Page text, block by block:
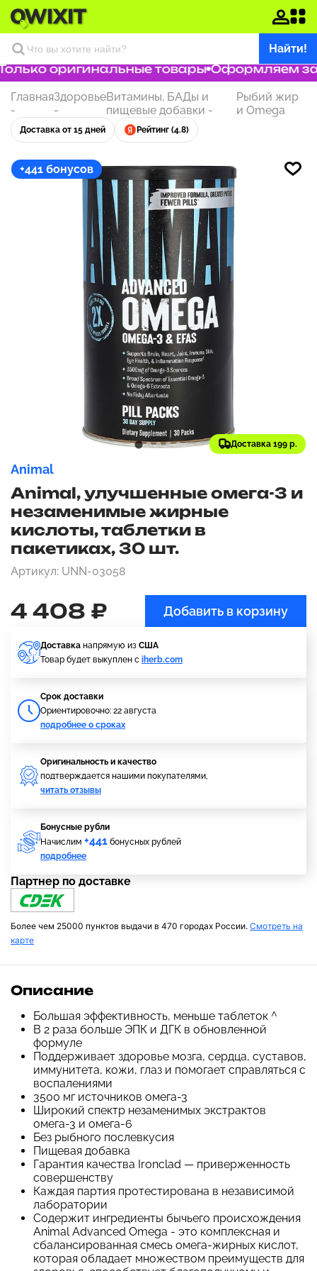
Найти!
оригинальные товары Оформляем
Главная
-
Здоровье
-
Витамины, БАДы и
пищевые добавки -
Рыбий жир
и Omega
Доставка от 15 дней Рейтинг (4.8)
+441 бонусов
Доставка 199 р.
Animal
Animal, улучшенные омега-3 и
незаменимые жирные
кислоты, таблетки в
пакетиках, 30 шт.
Артикул: UNN-03058
4 408 ₽ Добавить в корзину
Доставка напрямую из США
Товар будет выкуплен с iherb.com
Cрок доставки
Ориентировочно: 22 августа
подробнее о сроках
Оригинальность и качество
подтверждается нашими покупателями,
читать отзывы
Бонусные рубли
Начислим +441 бонусных рублей
подробнее
Партнер по доставке
Более чем 25000 пунктов выдачи в 470 городах России. Смотреть на
карте
Описание
Большая эффективность, меньше таблеток ^
В 2 раза больше ЭПК и ДГК в обновленной
формуле
Поддерживает здоровье мозга, сердца, суставов,
иммунитета, кожи, глаз и помогает справляться с
воспалениями
3500 мг источников омега-3
Широкий спектр незаменимых экстрактов
омега-3 и омега-6
Без рыбного послевкусия
Пищевая добавка
Гарантия качества Ironclad — приверженность
совершенству
Каждая партия протестирована в независимой
лаборатории
Содержит ингредиенты бычьего происхождения
Animal Advanced Omega - это комплексная и
сбалансированная смесь омега-жирных кислот,
которая обладает множеством преимуществ для